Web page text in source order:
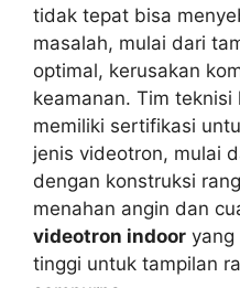
tidak tepat bisa
masalah, mulai dari
optimal, kerusakan
keamanan. Tim
memiliki sertifikasi
jenis videotron, mulai
dengan konstruksi
menahan angin dan
videotron indoor yang
tinggi untuk tampilan